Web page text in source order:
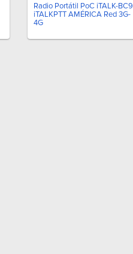
Radio Portátil PoC iTALK-BC9
iTALKPTT AMÉRICA Red 3G-
4G